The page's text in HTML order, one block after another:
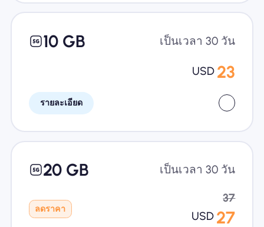
10 GB เป็นเวลา 30 วัน
USD 23
รายละเอียด
20 GB เป็นเวลา 30 วัน
ลดราคา
37
USD 27